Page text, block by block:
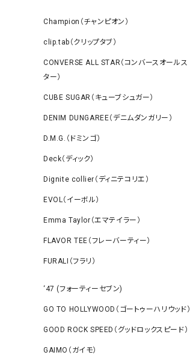
Champion（チャンピオン）
clip.tab（クリップタブ）
CONVERSE ALL STAR（コンバースオールス
ター）
CUBE SUGAR（キューブシュガー）
DENIM DUNGAREE（デニムダンガリー）
D.M.G.（ドミンゴ）
Deck（ディック）
Dignite collier（ディニテコリエ）
EVOL（イーボル）
Emma Taylor（エマテイラー）
FLAVOR TEE（フレーバーティー）
FURALI（フラリ）
‘47 (フォーティーセブン)
GO TO HOLLYWOOD（ゴートゥーハリウッド）
GOOD ROCK SPEED（グッドロックスピード）
GAIMO（ガイモ）